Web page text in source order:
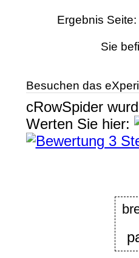
Ergebnis Seite:
Sie
Besuchen das
cRowSpider
Werten Sie hier: